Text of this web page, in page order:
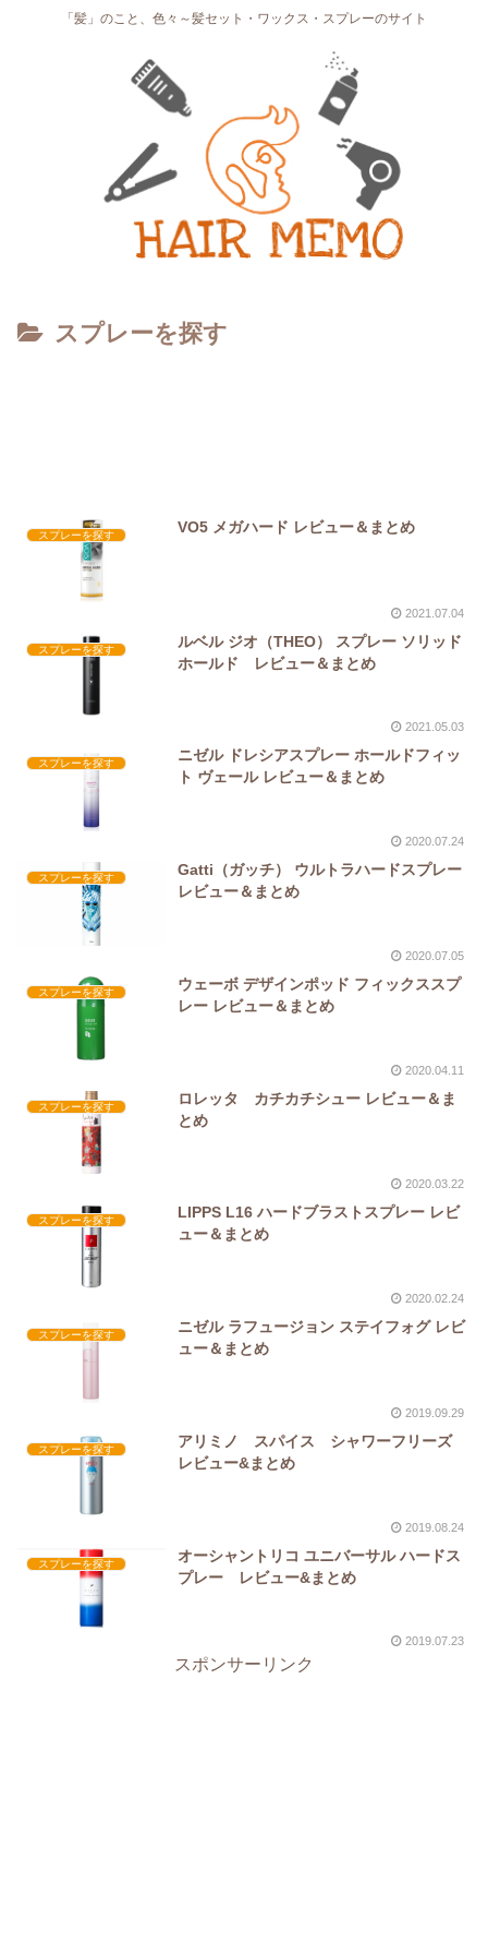
「髪」のこと、色々～髪セット・ワックス・スプレーのサイト
スプレーを探す
スプレーを探す VO5 メガハード レビュー＆まとめ
2021.07.04
スプレーを探す
ルベル ジオ（THEO） スプレー ソリッド
ホールド レビュー＆まとめ
2021.05.03
スプレーを探す
ニゼル ドレシアスプレー ホールドフィッ
ト ヴェール レビュー＆まとめ
2020.07.24
スプレーを探す
Gatti（ガッチ） ウルトラハードスプレー
レビュー＆まとめ
2020.07.05
スプレーを探す
ウェーボ デザインポッド フィックススプ
レー レビュー＆まとめ
2020.04.11
スプレーを探す
ロレッタ カチカチシュー レビュー＆ま
とめ
2020.03.22
スプレーを探す
LIPPS L16 ハードブラストスプレー レビ
ュー＆まとめ
2020.02.24
スプレーを探す
ニゼル ラフュージョン ステイフォグ レビ
ュー＆まとめ
2019.09.29
スプレーを探す
アリミノ スパイス シャワーフリーズ
レビュー&まとめ
2019.08.24
スプレーを探す
オーシャントリコ ユニバーサル ハードス
プレー レビュー&まとめ
2019.07.23
スポンサーリンク